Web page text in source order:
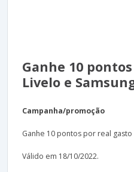
Ganhe 10
Livelo e
Campanha/promoção
Ganhe 10 pontos por real gasto
Válido em 18/10/2022.